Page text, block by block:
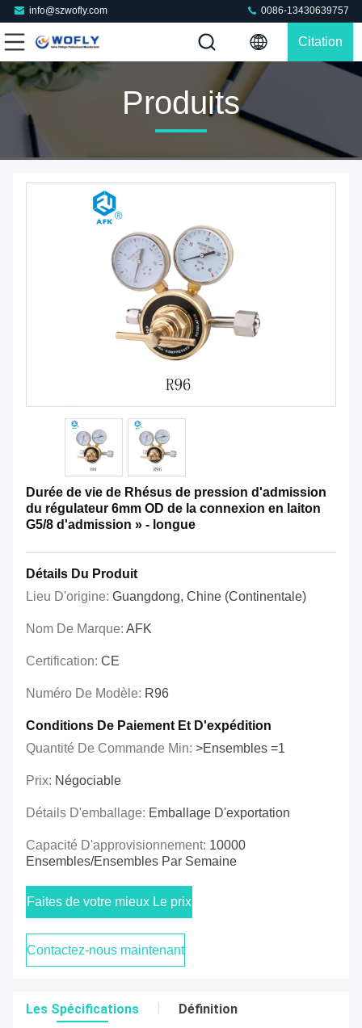
info@szwofly.com 0086-13430639757
Citation
Produits
Durée de vie de Rhésus de pression d'admission
du régulateur 6mm OD de la connexion en laiton
G5/8 d'admission » - longue
Détails Du Produit
Lieu D'origine: Guangdong, Chine (continentale)
Nom De Marque: AFK
Certification: CE
Numéro De Modèle: R96
Conditions De Paiement Et D'expédition
Quantité De Commande Min: >Ensembles =1
Prix: Négociable
Détails D'emballage: Emballage D'exportation
Capacité D'approvisionnement: 10000
Ensembles/ensembles Par Semaine
Faites de votre mieux Le prix
Contactez-nous maintenant
Les Spécifications Définition